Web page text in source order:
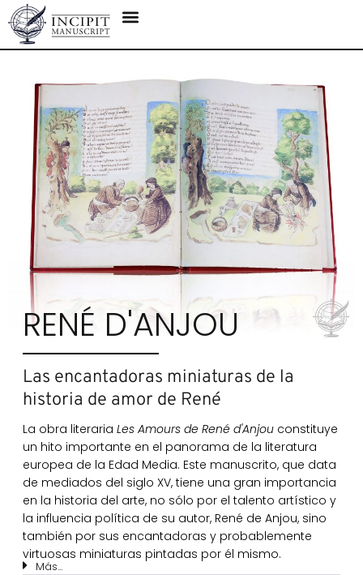
RENÉ D'ANJOU
Las encantadoras miniaturas de la
historia de amor de René
La obra literariaLes Amours de René d'Anjou constituye
un hito importante en el panorama de la literatura
europea de la Edad Media. Este manuscrito, que data
de mediados del siglo XV, tiene una gran importancia
en la historia del arte, no sólo por el talento artístico y
la influencia política de su autor, René de Anjou, sino
también por sus encantadoras y probablemente
virtuosas miniaturas pintadas por él mismo.
Más...